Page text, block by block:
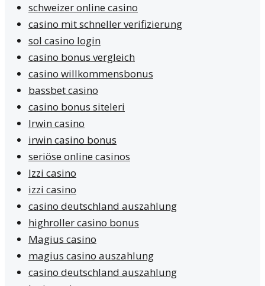
schweizer online casino
casino mit schneller verifizierung
sol casino login
casino bonus vergleich
casino willkommensbonus
bassbet casino
casino bonus siteleri
Irwin casino
irwin casino bonus
seriöse online casinos
Izzi casino
izzi casino
casino deutschland auszahlung
highroller casino bonus
Magius casino
magius casino auszahlung
casino deutschland auszahlung